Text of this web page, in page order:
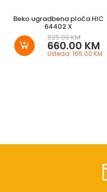
Beko ugradbena ploča HIC
64402 X
825.00 KM
660.00 KM
Ušteda: 165.00 KM